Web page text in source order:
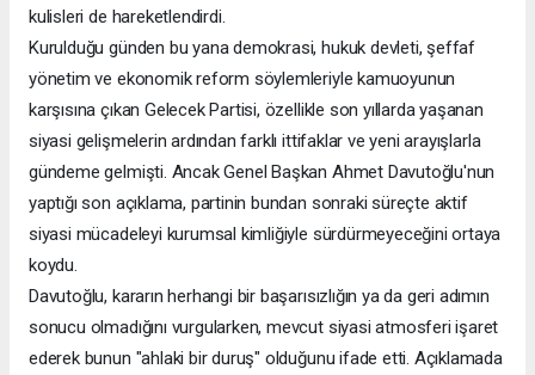
kulisleri de hareketlendirdi.
Kurulduğu günden bu yana demokrasi, hukuk devleti, şeffaf
yönetim ve ekonomik reform söylemleriyle kamuoyunun
karşısına çıkan Gelecek Partisi, özellikle son yıllarda yaşanan
siyasi gelişmelerin ardından farklı ittifaklar ve yeni arayışlarla
gündeme gelmişti. Ancak Genel Başkan Ahmet Davutoğlu'nun
yaptığı son açıklama, partinin bundan sonraki süreçte aktif
siyasi mücadeleyi kurumsal kimliğiyle sürdürmeyeceğini ortaya
koydu.
Davutoğlu, kararın herhangi bir başarısızlığın ya da geri adımın
sonucu olmadığını vurgularken, mevcut siyasi atmosferi işaret
ederek bunun "ahlaki bir duruş" olduğunu ifade etti. Açıklamada